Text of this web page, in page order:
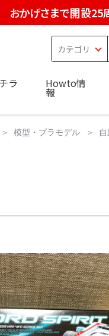
おかげさまで開設25
ラ Howto情
報
模型・プラモデル